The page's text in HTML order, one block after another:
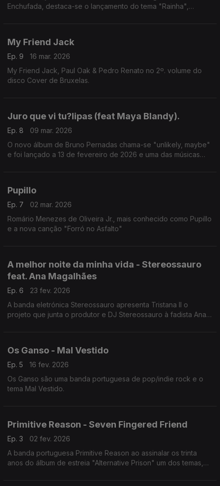
Enchufada, destaca-se o lançamento do tema "Rainha",
My Friend Jack
Ep. 9
16 mar. 2026
My Friend Jack, Paul Oak & Pedro Renato no 2º. volume do
disco Cover de Bruxelas.
Juro que vi tu?lipas (feat Maya Blandy).
Ep. 8
09 mar. 2026
O novo álbum de Bruno Pernadas chama-se "unlikely, maybe"
e foi lançado a 13 de fevereiro de 2026 e uma das músicas
Pupillo
Ep. 7
02 mar. 2026
Romário Menezes de Oliveira Jr., mais conhecido como Pupillo
e a nova canção "Forró no Asfalto"
A melhor noite da minha vida - Stereossauro
feat. Ana Magalhães
Ep. 6
23 fev. 2026
A banda eletrónica Stereossauro apresenta Tristana II o
projeto que junta o produtor e DJ Stereossauro à fadista Ana
Os Ganso - Mal Vestido
Ep. 5
16 fev. 2026
Os Ganso são uma banda portuguesa de pop/indie rock e o
tema Mal Vestido.
Primitive Reason - Seven Fingered Friend
Ep. 3
02 fev. 2026
A banda portuguesa Primitive Reason ao assinalar os trinta
anos do álbum de estreia "Alternative Prison" um dos temas,